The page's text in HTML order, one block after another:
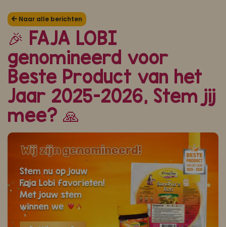
Koop ons bestseller kookboek
Ofklik hier om je aan te melden voor Mijn Kookboek.
Naar alle berichten
🎉 FAJA LOBI
genomineerd voor
Beste Product van het
Jaar 2025-2026, Stem jij
mee? 🙏